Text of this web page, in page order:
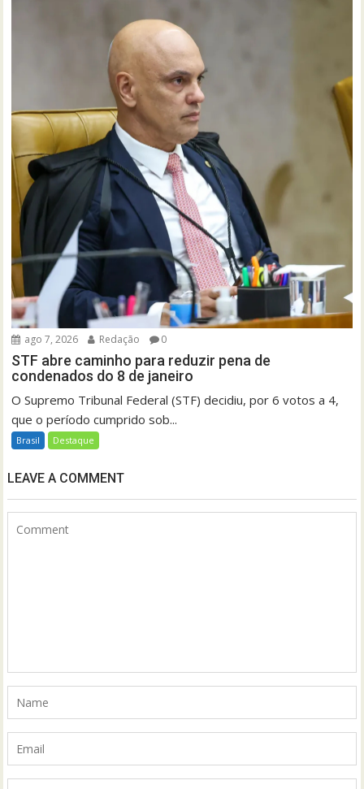
ago 7, 2026 Redação 0
STF abre caminho para reduzir pena de
condenados do 8 de janeiro
O Supremo Tribunal Federal (STF) decidiu, por 6 votos a 4,
que o período cumprido sob...
Brasil Destaque
LEAVE A COMMENT